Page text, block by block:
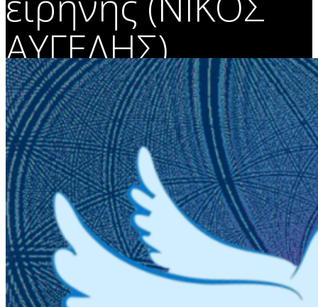
ΑΥΓΕΛΗΣ)